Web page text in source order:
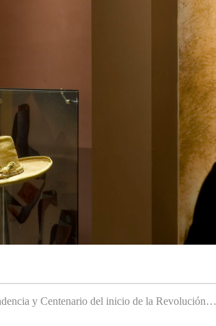
y Centenario del inicio de la Revolución…